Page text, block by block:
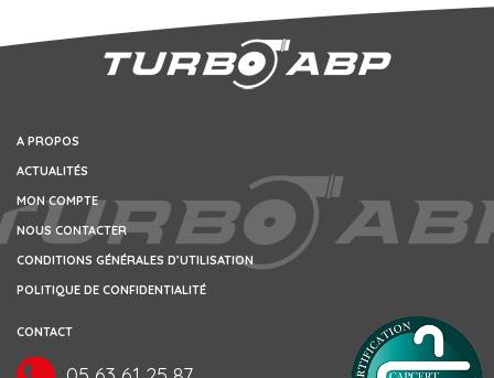
A PROPOS
ACTUALITÉS
MON COMPTE
NOUS CONTACTER
CONDITIONS GÉNÉRALES D’UTILISATION
POLITIQUE DE CONFIDENTIALITÉ
CONTACT